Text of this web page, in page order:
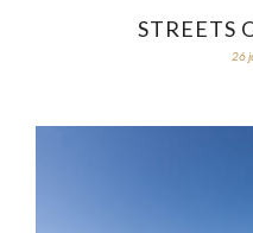
STREETS
26